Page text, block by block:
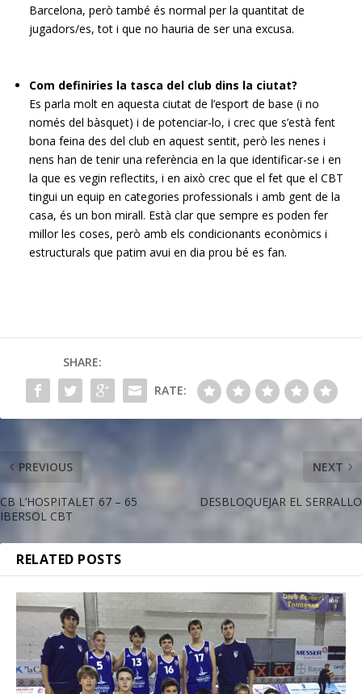
Barcelona, però també és normal per la quantitat de
jugadors/es, tot i que no hauria de ser una excusa.
Com definiries la tasca del club dins la ciutat?
Es parla molt en aquesta ciutat de l’esport de base (i no
només del bàsquet) i de potenciar-lo, i crec que s’està fent
bona feina des del club en aquest sentit, però les nenes i
nens han de tenir una referència en la que identificar-se i en
la que es vegin reflectits, i en això crec que el fet que el CBT
tingui un equip en categories professionals i amb gent de la
casa, és un bon mirall. Està clar que sempre es poden fer
millor les coses, però amb els condicionants econòmics i
estructurals que patim avui en dia prou bé es fan.
SHARE:
RATE:
PREVIOUS
CB L’HOSPITALET 67 – 65
IBERSOL CBT
NEXT
DESBLOQUEJAR EL SERRALLO
RELATED POSTS